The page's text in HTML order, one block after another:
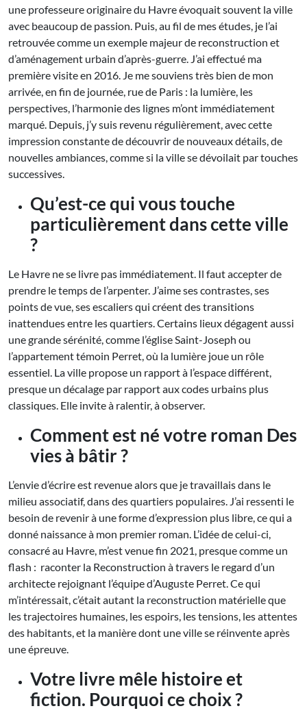
une professeure originaire du Havre évoquait souvent la ville
avec beaucoup de passion. Puis, au fil de mes études, je l’ai
retrouvée comme un exemple majeur de reconstruction et
d’aménagement urbain d’après-guerre. J’ai effectué ma
première visite en 2016. Je me souviens très bien de mon
arrivée, en fin de journée, rue de Paris : la lumière, les
perspectives, l’harmonie des lignes m’ont immédiatement
marqué. Depuis, j’y suis revenu régulièrement, avec cette
impression constante de découvrir de nouveaux détails, de
nouvelles ambiances, comme si la ville se dévoilait par touches
successives.
Qu’est-ce qui vous touche
particulièrement dans cette ville
?
Le Havre ne se livre pas immédiatement. Il faut accepter de
prendre le temps de l’arpenter. J’aime ses contrastes, ses
points de vue, ses escaliers qui créent des transitions
inattendues entre les quartiers. Certains lieux dégagent aussi
une grande sérénité, comme l’église Saint-Joseph ou
l’appartement témoin Perret, où la lumière joue un rôle
essentiel. La ville propose un rapport à l’espace différent,
presque un décalage par rapport aux codes urbains plus
classiques. Elle invite à ralentir, à observer.
Comment est né votre roman Des
vies à bâtir ?
L’envie d’écrire est revenue alors que je travaillais dans le
milieu associatif, dans des quartiers populaires. J’ai ressenti le
besoin de revenir à une forme d’expression plus libre, ce qui a
donné naissance à mon premier roman. L’idée de celui-ci,
consacré au Havre, m’est venue fin 2021, presque comme un
flash : raconter la Reconstruction à travers le regard d’un
architecte rejoignant l’équipe d’Auguste Perret. Ce qui
m’intéressait, c’était autant la reconstruction matérielle que
les trajectoires humaines, les espoirs, les tensions, les attentes
des habitants, et la manière dont une ville se réinvente après
une épreuve.
Votre livre mêle histoire et
fiction. Pourquoi ce choix ?